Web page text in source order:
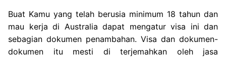
Buat Kamu yang telah berusia minimum 18 tahun dan
mau kerja di Australia dapat mengatur visa ini dan
sebagian dokumen penambahan. Visa dan dokumen-
dokumen itu mesti di terjemahkan oleh jasa